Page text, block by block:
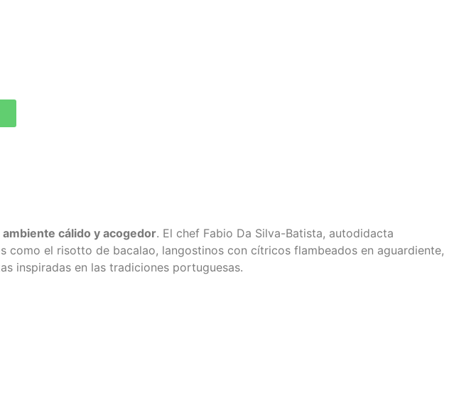
ambiente cálido y acogedor. El chef Fabio Da Silva-Batista, autodidacta
como el risotto de bacalao, langostinos con cítricos flambeados en aguardiente,
inspiradas en las tradiciones portuguesas.